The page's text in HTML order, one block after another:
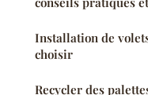
Installation de
choisir
Recycler des